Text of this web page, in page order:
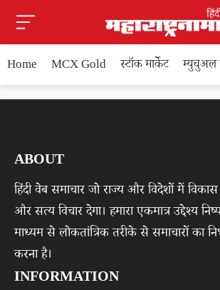
Home MCX Gold स्टॉक मार्केट
ABOUT
हिंदी वेब समाचार जो राज्य और विदेशों में
और सत्य विचार देगा। हमारा एकमात्र उद्देश्य
माध्यम से लोकतांत्रिक तरीके से समाचारों का
करना है।
INFORMATION